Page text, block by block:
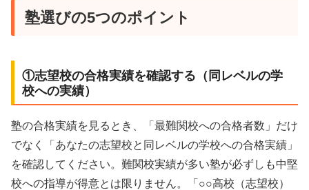
塾選びの5つのポイント
①志望校の合格実績を確認する（同レベルの学
校への実績）
塾の合格実績を見るとき、「最難関校への合格者数」だけ
でなく「あなたの志望校と同レベルの学校への合格実績」
を確認してください。難関校実績が多い塾が必ずしも中堅
校への指導が得意とは限りません。「○○高校（志望校）